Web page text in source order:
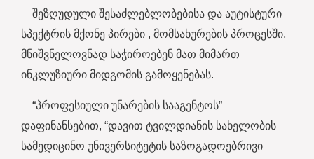
შეზღუდული შესაძლებლობებისა და აუტისტური
სპექტრის მქონე პირები , მომსახურების პროცესში,
მნიშვნელოვნად საჭიროებენ მათ მიმართ
ინკლუზიური მიდგომის გამოყენებას.
“პროფესიული უნარების სააგენტოს”
დაფინანსებით, “დავით ტვილდიანის სახელობის
სამედიცინო უნივერსიტეტის საზოგადოებრივი